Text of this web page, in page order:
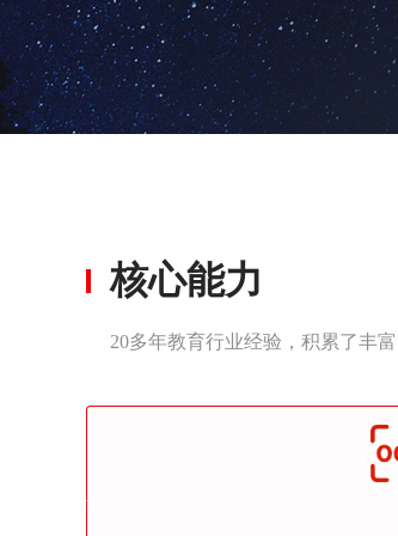
核心能力
20多年教育行业经验，积累了丰